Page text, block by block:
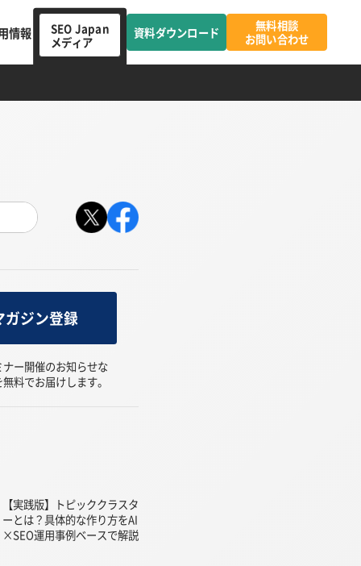
情報
SEO Japan
メディア
資料ダウンロード
無料相談
お問い合わせ
ガジン登録
ー開催のお知らせな
料でお届けします。
【実践版】トピッククラスタ
ーとは？具体的な作り方をAI
×SEO運用事例ベースで解説